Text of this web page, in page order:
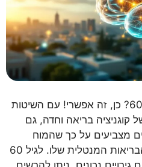
האם המוח שלכם צעיר בגיל 60? כן, זה אפשרי! עם השיטות
קוגניציה בריאה וחדה, גם
מצביעים על כך שהמוח
מסוגל להתחדש ולשפר את הבריאות המנטלית שלו. לגיל 60